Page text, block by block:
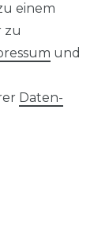
einem
zu
und
Daten­
Kontakt